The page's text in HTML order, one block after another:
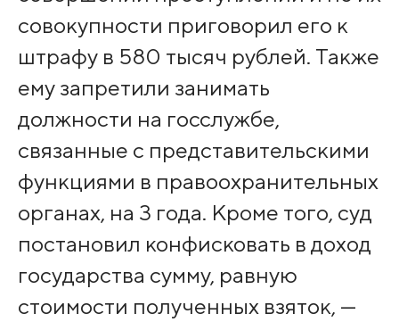
совокупности приговорил его к
штрафу в 580 тысяч рублей. Также
ему запретили занимать
должности на госслужбе,
связанные с представительскими
функциями в правоохранительных
органах, на 3 года. Кроме того, суд
постановил конфисковать в доход
государства сумму, равную
стоимости полученных взяток, —